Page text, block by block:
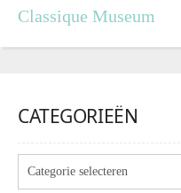
Classique Museum
CATEGORIEËN